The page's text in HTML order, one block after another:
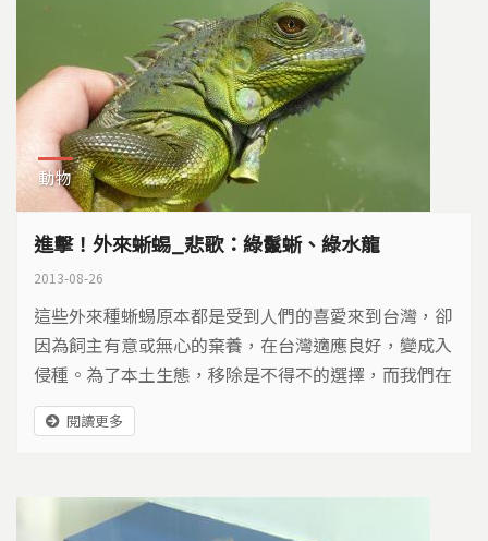
動物
進擊！外來蜥蜴_悲歌：綠鬣蜥、綠水龍
2013-08-26
這些外來種蜥蜴原本都是受到人們的喜愛來到台灣，卻
因為飼主有意或無心的棄養，在台灣適應良好，變成入
侵種。為了本土生態，移除是不得不的選擇，而我們在
移除中，又學會了什麼？
閱讀更多